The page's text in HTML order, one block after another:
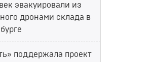
эвакуировали из
дронами склада в
поддержала проект